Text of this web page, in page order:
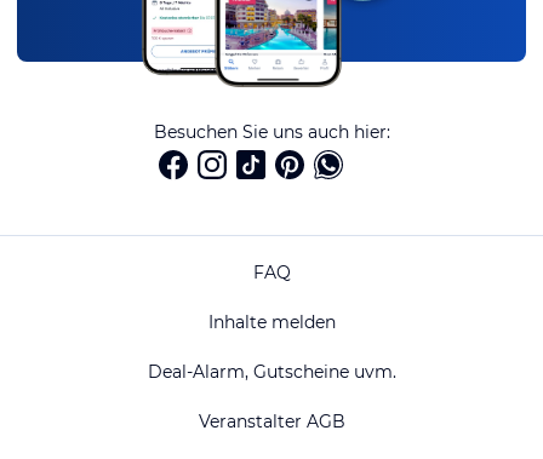
Besuchen Sie uns auch hier:
FAQ
Inhalte melden
Deal-Alarm, Gutscheine uvm.
Veranstalter AGB